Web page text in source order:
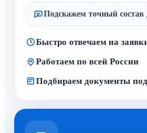
Подскажем точный состав
Быстро отвечаем на
Работаем по всей России
Подбираем документы